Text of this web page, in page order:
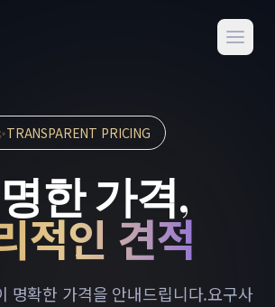
TRANSPARENT PRICING
한 가격,
적인 견적
명확한 가격을 안내드립니다.요구사